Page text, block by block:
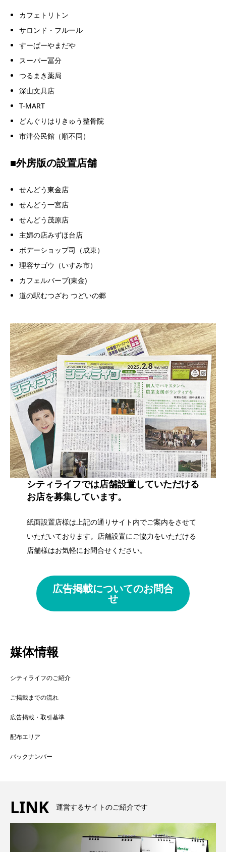
カフェトリトン
サロンド・フルール
すーぱーやまだや
スーパー冨分
つるまき薬局
深山文具店
T-MART
どんぐりはりきゅう整骨院
市津公民館（順不同）
■外房版の設置店舗
せんどう東金店
せんどう一宮店
せんどう茂原店
主婦の店みずほ台店
ボデーショップ司（成東）
理容サゴウ（いすみ市）
カフェルバーブ(東金)
道の駅むつざわ つどいの郷
シティライフでは店舗設置していただける
お店を募集しています。
紙面設置店様は上記の通りサイト内でご案内をさせて
いただいております。店舗設置にご協力をいただける
店舗様はお気軽にお問合せください。
広告掲載についてのお問合
せ
媒体情報
シティライフのご紹介
ご掲載までの流れ
広告掲載・取引基準
配布エリア
バックナンバー
LINK 運営するサイトのご紹介です